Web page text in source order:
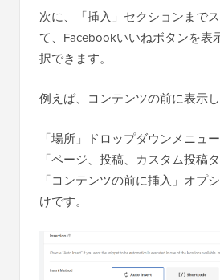
次に、「挿入」セクションまで
て、Facebookいいねボタンを表
択できます。
例えば、コンテンツの前に表示し
「場所」ドロップダウンメニュ
「ページ、投稿、カスタム投稿
「コンテンツの前に挿入」オプ
けです。